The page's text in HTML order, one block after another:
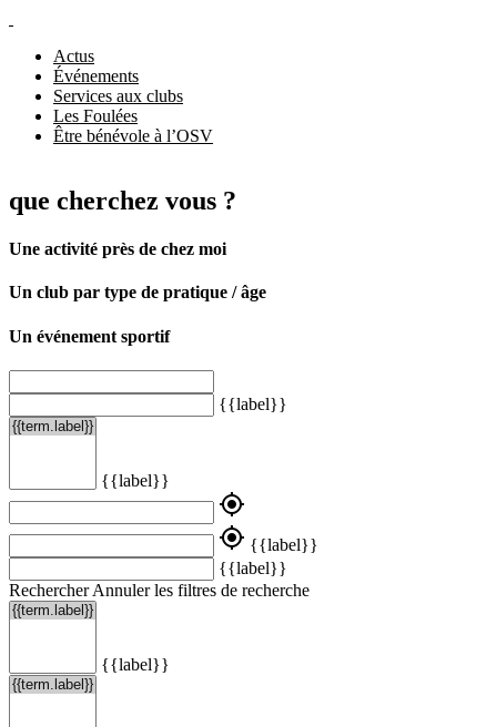
Actus
Événements
Services aux clubs
Les Foulées
Être bénévole à l’OSV
que cherchez vous ?
Une activité près de chez moi
Un club par type de pratique / âge
Un événement sportif
{{label}}
{{label}}
my_location
my_location {{label}}
{{label}}
Rechercher Annuler les filtres de recherche
{{label}}